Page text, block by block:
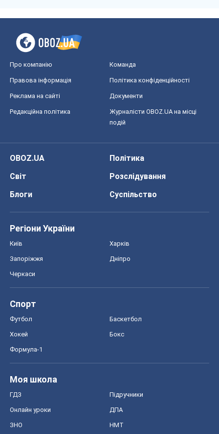
Про компанію Команда
Правова інформація Політика конфіденційності
Реклама на сайті Документи
Редакційна політика
Журналісти OBOZ.UA на місці
подій
OBOZ.UA
Політика
Світ
Розслідування
Блоги
Суспільство
Регіони України
Київ Харків
Запоріжжя Дніпро
Черкаси
Спорт
Футбол Баскетбол
Хокей Бокс
Формула-1
Моя школа
ГДЗ Підручники
Онлайн уроки ДПА
ЗНО НМТ